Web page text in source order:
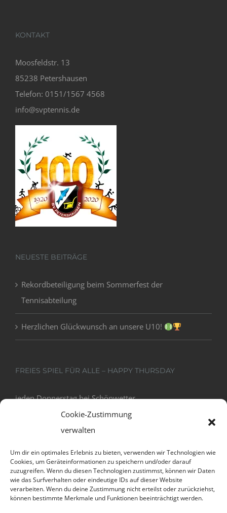
Cookie-Zustimmung
verwalten
Um dir ein optimales Erlebnis zu bieten, verwenden wir Technologien wie
Cookies, um Geräteinformationen zu speichern und/oder darauf
zuzugreifen. Wenn du diesen Technologien zustimmst, können wir Daten
wie das Surfverhalten oder eindeutige IDs auf dieser Website
verarbeiten. Wenn du deine Zustimmung nicht erteilst oder zurückziehst,
können bestimmte Merkmale und Funktionen beeinträchtigt werden.
KONTAKT
Moosfeldstr. 13
85238 Petershausen
Telefon: 0151/1567 4568
info@svptennis.de
NEUESTE BEITRÄGE
Rekordbeteiligung beim Sommerfest der
Tennisabteilung
Herzlichen Glückwunsch an unsere U10!
FREIES SPIEL FÜR ALLE – HAPPY THURSDAY
jeden Donnerstag bei Schönwetter
18:00 - 20:00